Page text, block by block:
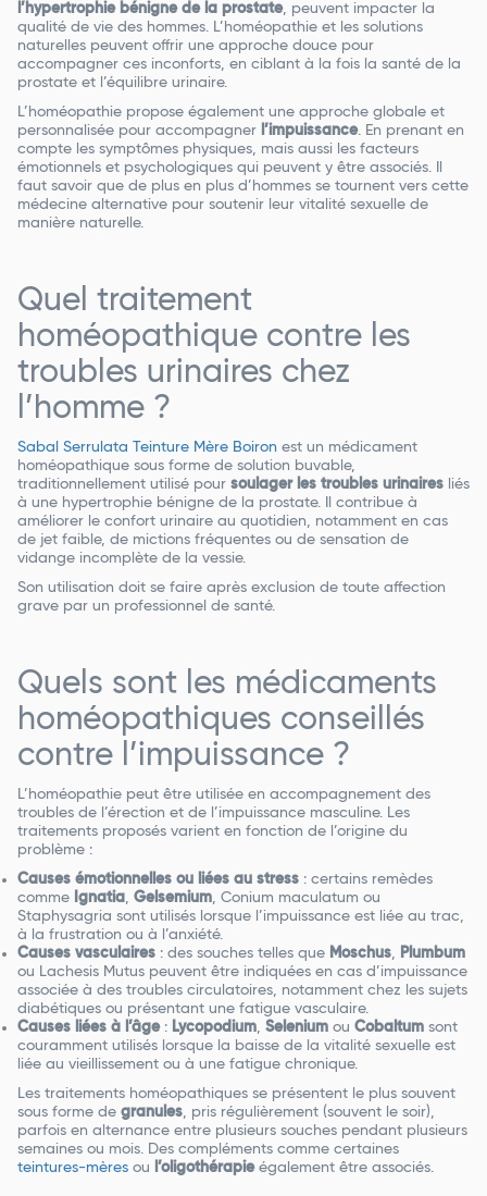
l’hypertrophie bénigne de la prostate, peuvent impacter la
qualité de vie des hommes. L’homéopathie et les solutions
naturelles peuvent offrir une approche douce pour
accompagner ces inconforts, en ciblant à la fois la santé de la
prostate et l’équilibre urinaire.
L’homéopathie propose également une approche globale et
personnalisée pour accompagner l’impuissance. En prenant en
compte les symptômes physiques, mais aussi les facteurs
émotionnels et psychologiques qui peuvent y être associés. Il
faut savoir que de plus en plus d’hommes se tournent vers cette
médecine alternative pour soutenir leur vitalité sexuelle de
manière naturelle.
Quel traitement
homéopathique contre les
troubles urinaires chez
l’homme ?
Sabal Serrulata Teinture Mère Boiron est un médicament
homéopathique sous forme de solution buvable,
traditionnellement utilisé pour soulager les troubles urinaires liés
à une hypertrophie bénigne de la prostate. Il contribue à
améliorer le confort urinaire au quotidien, notamment en cas
de jet faible, de mictions fréquentes ou de sensation de
vidange incomplète de la vessie.
Son utilisation doit se faire après exclusion de toute affection
grave par un professionnel de santé.
Quels sont les médicaments
homéopathiques conseillés
contre l’impuissance ?
L’homéopathie peut être utilisée en accompagnement des
troubles de l’érection et de l’impuissance masculine. Les
traitements proposés varient en fonction de l’origine du
problème :
Causes émotionnelles ou liées au stress : certains remèdes
comme Ignatia, Gelsemium, Conium maculatum ou
Staphysagria sont utilisés lorsque l’impuissance est liée au trac,
à la frustration ou à l’anxiété.
Causes vasculaires : des souches telles que Moschus, Plumbum
ou Lachesis Mutus peuvent être indiquées en cas d’impuissance
associée à des troubles circulatoires, notamment chez les sujets
diabétiques ou présentant une fatigue vasculaire.
Causes liées à l’âge: Lycopodium, Selenium ou Cobaltum sont
couramment utilisés lorsque la baisse de la vitalité sexuelle est
liée au vieillissement ou à une fatigue chronique.
Les traitements homéopathiques se présentent le plus souvent
sous forme de granules, pris régulièrement (souvent le soir),
parfois en alternance entre plusieurs souches pendant plusieurs
semaines ou mois. Des compléments comme certaines
teintures-mères ou l’oligothérapieégalement être associés.